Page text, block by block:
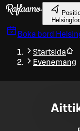
Gå till huvudinnehållet
Boka bord
Startsida
Evenemang